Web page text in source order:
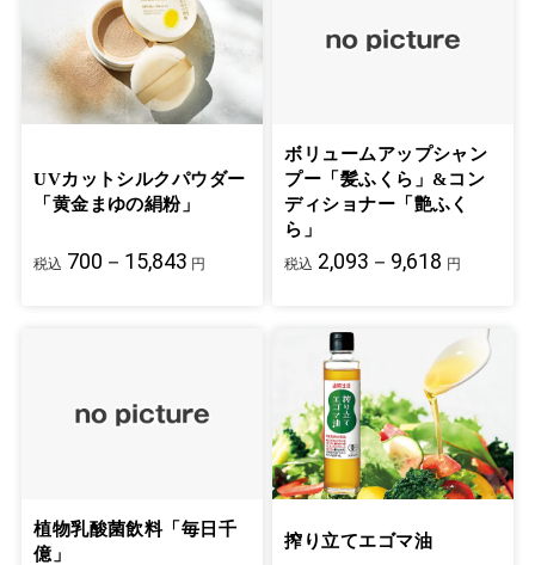
UVカットシルクパウダー
「黄金まゆの絹粉」
税込 700－15,843 円
ボリュームアップシャン
プー「髪ふくら」&コン
ディショナー「艶ふく
ら」
税込 2,093－9,618 円
植物乳酸菌飲料「毎日千
億」
搾り立てエゴマ油